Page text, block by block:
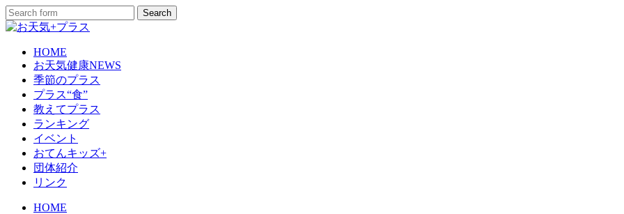
HOME
お天気健康NEWS
季節のプラス
プラス“食”
教えてプラス
ランキング
イベント
おてんキッズ+
団体紹介
リンク
HOME